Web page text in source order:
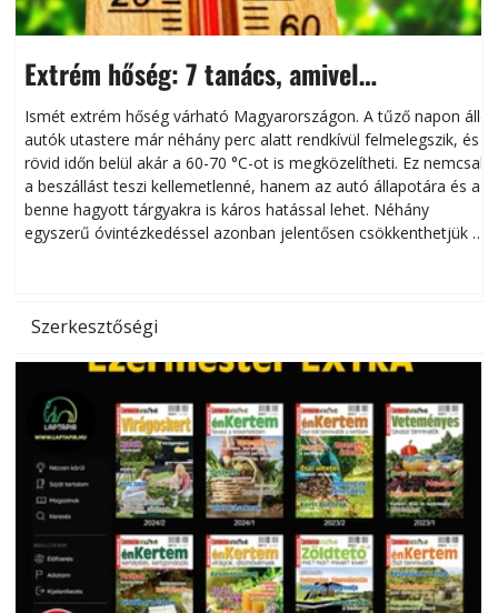
Extrém hőség: 7 tanács, amivel
megóvhatjuk autónkat a nyári károktól
Ismét extrém hőség várható Magyarországon. A tűző napon álló
autók utastere már néhány perc alatt rendkívül felmelegszik, és
rövid időn belül akár a 60-70 °C-ot is megközelítheti. Ez nemcsak
a beszállást teszi kellemetlenné, hanem az autó állapotára és a
benne hagyott tárgyakra is káros hatással lehet. Néhány
egyszerű óvintézkedéssel azonban jelentősen csökkenthetjük a
Szerkesztőségi